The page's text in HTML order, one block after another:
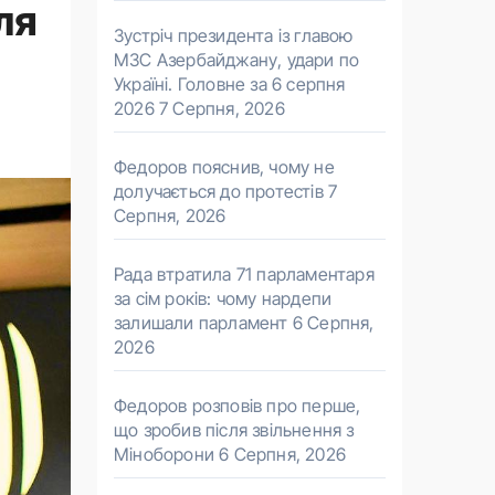
Зустріч президента із главою
МЗС Азербайджану, удари по
Україні. Головне за 6 серпня
2026 7 Серпня, 2026
Федоров пояснив, чому не
долучається до протестів 7
Серпня, 2026
Рада втратила 71 парламентаря
за сім років: чому нардепи
залишали парламент 6 Серпня,
2026
Федоров розповів про перше,
що зробив після звільнення з
Міноборони 6 Серпня, 2026